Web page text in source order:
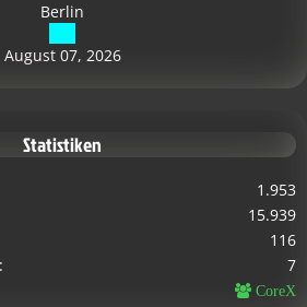
Berlin
August 07, 2026
Statistiken
1.953
15.939
116
7
CoreX